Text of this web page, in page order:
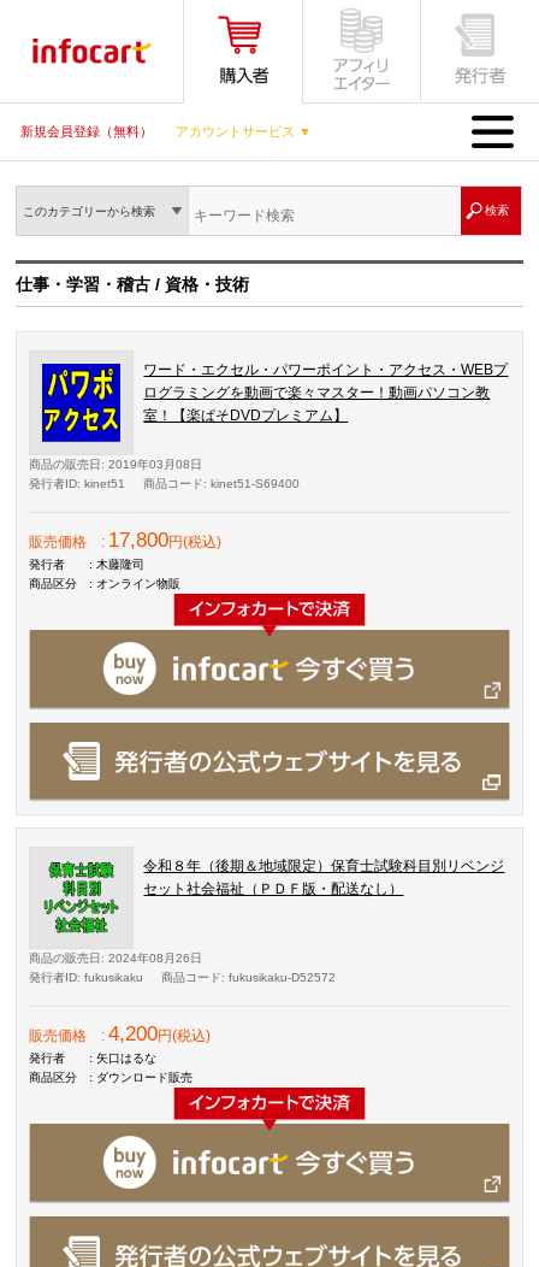
新規会員登録（無料） アカウントサービス ▼ MENU
このカテゴリーから検索
仕事・学習・稽古 / 資格・技術
ワード・エクセル・パワーポイント・アクセス・WEBプ
ログラミングを動画で楽々マスター！動画パソコン教
室！【楽ぱそDVDプレミアム】
商品の販売日 : 2019年03月08日
発行者ID: kinet51 商品コード: kinet51-S69400
販売価格 : 17,800円(税込)
発行者
: 木藤隆司
商品区分
: オンライン物販
令和８年（後期＆地域限定）保育士試験科目別リベンジ
セット社会福祉（ＰＤＦ版・配送なし）
商品の販売日 : 2024年08月26日
発行者ID: fukusikaku 商品コード: fukusikaku-D52572
販売価格 :4,200円(税込)
発行者
: 矢口はるな
商品区分
: ダウンロード販売